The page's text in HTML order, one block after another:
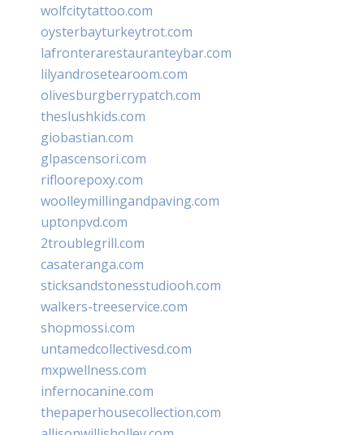
wolfcitytattoo.com
oysterbayturkeytrot.com
lafronterarestauranteybar.com
lilyandrosetearoom.com
olivesburgberrypatch.com
theslushkids.com
giobastian.com
glpascensori.com
rifloorepoxy.com
woolleymillingandpaving.com
uptonpvd.com
2troublegrill.com
casateranga.com
sticksandstonesstudiooh.com
walkers-treeservice.com
shopmossi.com
untamedcollectivesd.com
mxpwellness.com
infernocanine.com
thepaperhousecollection.com